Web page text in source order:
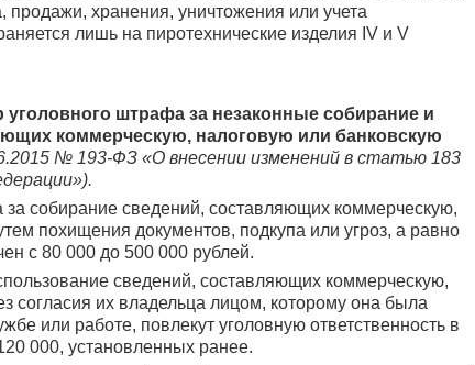
хранения, уничтожения или учета
лишь на пиротехнические изделия IV и V
уголовного штрафа за незаконные собирание и
коммерческую, налоговую или банковскую
№ 193-ФЗ «О внесении изменений в статью 183
собирание сведений, составляющих коммерческую,
похищения документов, подкупа или угроз, а равно
с 80 000 до 500 000 рублей.
сведений, составляющих коммерческую,
согласия их владельца лицом, которому она была
или работе, повлекут уголовную ответственность в
000, установленных ранее.